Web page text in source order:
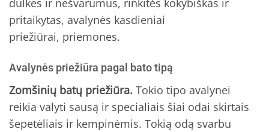
dulkes ir nešvarumus, rinkitės kokybiškas ir
pritaikytas, avalynės kasdieniai
priežiūrai, priemones.
Avalynės priežiūra pagal bato tipą
Zomšinių batų priežiūra. Tokio tipo avalynei
reikia valyti sausą ir specialiais šiai odai skirtais
šepetėliais ir kempinėmis. Tokią odą svarbu